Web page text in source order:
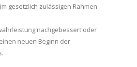
gesetzlich zulässigen Rahmen
nachgebessert oder
neuen Beginn der